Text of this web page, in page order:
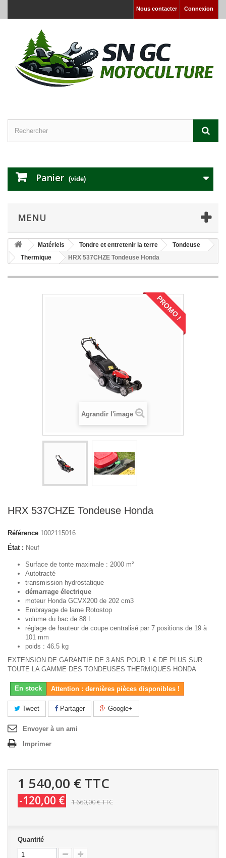
Connexion
Nous contacter
Panier (vide)
MENU
Matériels Tondre et entretenir la terre
Tondeuse
Thermique
HRX 537CHZE Tondeuse Honda
PROMO !
Agrandir l'image
HRX 537CHZE Tondeuse Honda
Référence 1002115016
État : Neuf
Surface de tonte maximale : 2000 m²
Autotracté
transmission hydrostatique
démarrage électrique
moteur Honda GCVX200 de 202 cm3
Embrayage de lame Rotostop
volume du bac de 88 L
réglage de hauteur de coupe centralisé par 7 positions de 19 à
101 mm
poids : 46.5 kg
EXTENSION DE GARANTIE DE 3 ANS POUR 1 € DE PLUS SUR
TOUTE LA GAMME DES TONDEUSES THERMIQUES HONDA
En stock Attention : dernières pièces disponibles !
Tweet Partager Google+
Envoyer à un ami
Imprimer
1 540,00 € TTC
-120,00 € 1 660,00 €TTC
Quantité